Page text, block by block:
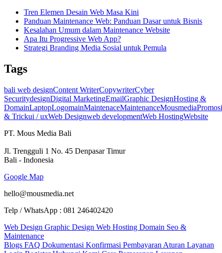
Tren Elemen Desain Web Masa Kini
Panduan Maintenance Web: Panduan Dasar untuk Bisnis
Kesalahan Umum dalam Maintenance Website
Apa Itu Progressive Web App?
Strategi Branding Media Sosial untuk Pemula
Tags
bali web designContent WriterCopywriterCyber
SecuritydesignDigital MarketingEmailGraphic DesignHosting &
DomainLaptopLogomainMaintenaceMaintenanceMousmediaPromosi
& Trickui / uxWeb Designweb developmentWeb HostingWebsite
PT. Mous Media Bali
Jl. Trengguli 1 No. 45 Denpasar Timur
Bali - Indonesia
Google Map
hello@mousmedia.net
Telp / WhatsApp : 081 246402420
Web Design Graphic Design Web Hosting Domain Seo &
Maintenance
Blogs FAQ Dokumentasi Konfirmasi Pembayaran Aturan Layanan